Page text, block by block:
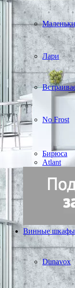
Лари
No Frost
Бирюса
Atlant
Винные шкафы
Dunavox